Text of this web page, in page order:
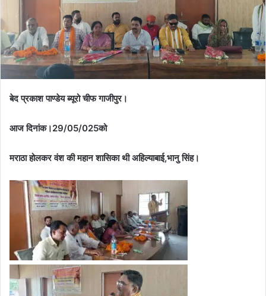
बेद प्रकाश पाण्डेय ब्यूरो चीफ गाजीपुर।
आज दिनांक।29/05/025को
मराठा होलकर वंश की महान शासिका थी अहिल्याबाई,भानु सिंह।